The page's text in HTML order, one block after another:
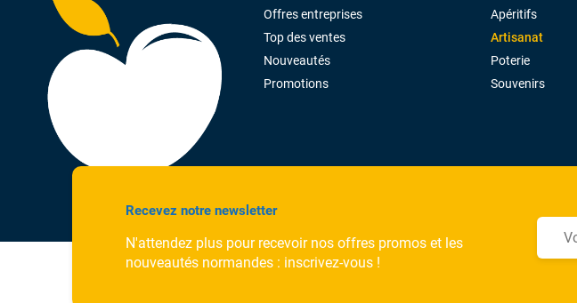
Offres entreprises
Top des ventes
Nouveautés
Promotions
Apéritifs
Artisanat
Poterie
Souvenirs
Recevez notre newsletter
N'attendez plus pour recevoir nos offres promos et les
nouveautés normandes : inscrivez-vous !